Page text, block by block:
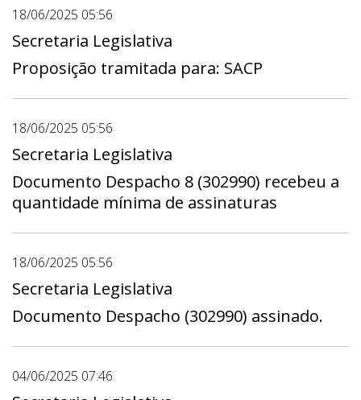
18/06/2025 05:56
Secretaria Legislativa
Proposição tramitada para: SACP
18/06/2025 05:56
Secretaria Legislativa
Documento Despacho 8 (302990) recebeu a
quantidade mínima de assinaturas
18/06/2025 05:56
Secretaria Legislativa
Documento Despacho (302990) assinado.
04/06/2025 07:46